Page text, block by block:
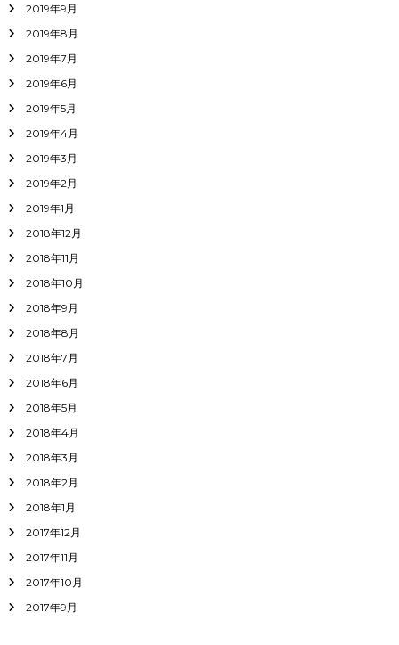
2019年9月
2019年8月
2019年7月
2019年6月
2019年5月
2019年4月
2019年3月
2019年2月
2019年1月
2018年12月
2018年11月
2018年10月
2018年9月
2018年8月
2018年7月
2018年6月
2018年5月
2018年4月
2018年3月
2018年2月
2018年1月
2017年12月
2017年11月
2017年10月
2017年9月